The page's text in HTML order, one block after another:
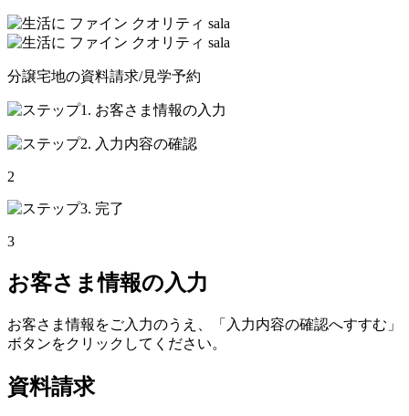
分譲宅地の資料請求/見学予約
2
3
お客さま情報の入力
お客さま情報をご入力のうえ、「入力内容の確認へすすむ」
ボタンをクリックしてください。
資料請求